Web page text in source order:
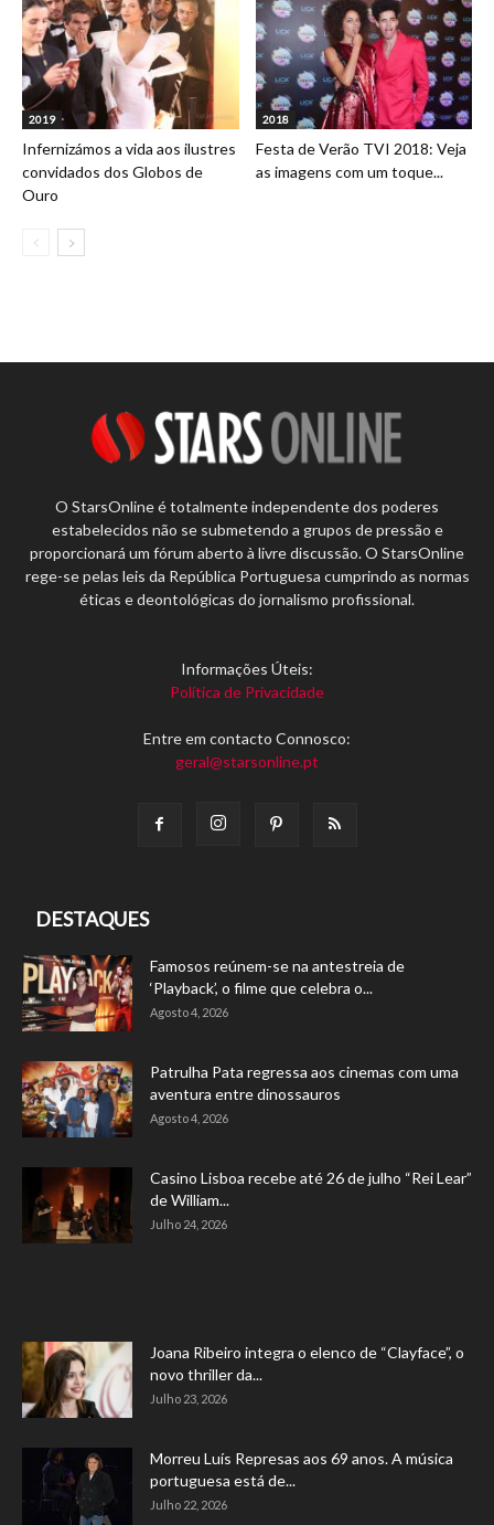
2019
Infernizámos a vida aos ilustres
convidados dos Globos de
Ouro
2018
Festa de Verão TVI 2018: Veja
as imagens com um toque...
O StarsOnline é totalmente independente dos poderes
estabelecidos não se submetendo a grupos de pressão e
proporcionará um fórum aberto à livre discussão. O StarsOnline
rege-se pelas leis da República Portuguesa cumprindo as normas
éticas e deontológicas do jornalismo profissional.
Informações Úteis:
Política de Privacidade
Entre em contacto Connosco:
geral@starsonline.pt
DESTAQUES
Famosos reúnem-se na antestreia de
‘Playback’, o filme que celebra o...
Agosto 4, 2026
Patrulha Pata regressa aos cinemas com uma
aventura entre dinossauros
Agosto 4, 2026
Casino Lisboa recebe até 26 de julho “Rei Lear”
de William...
Julho 24, 2026
Joana Ribeiro integra o elenco de “Clayface”, o
novo thriller da...
Julho 23, 2026
Morreu Luís Represas aos 69 anos. A música
portuguesa está de...
Julho 22, 2026